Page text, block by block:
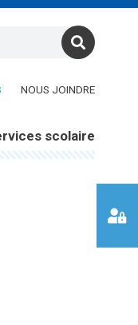
FENÊTRE)
(CE LIEN OUVRE DANS UNE
NOUS JOINDRE
scolaire